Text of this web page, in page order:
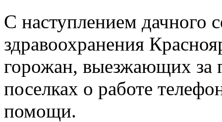
С наступлением дачного
здравоохранения
горожан, выезжающих за
поселках о работе
помощи.